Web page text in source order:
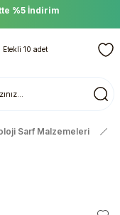
%5 İndirim
Sarf Malzemeleri